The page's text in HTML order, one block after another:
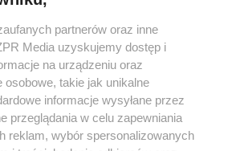
partnerów oraz inne
Media uzyskujemy dostęp i
na urządzeniu oraz
osobowe, takie jak unikalne
informacje wysyłane przez
przeglądania w celu zapewniania
reklam, wybór spersonalizowanych